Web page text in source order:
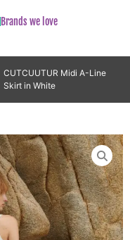
Brands we love
CUTCUUTUR Midi A-Line
Skirt in White